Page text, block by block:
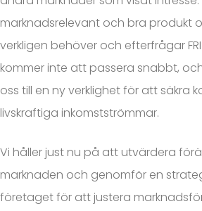
marknadsrelevant och bra produkt
verkligen behöver och efterfrågar
kommer inte att passera snabbt,
oss till en ny verklighet för att säkra
livskraftiga inkomstströmmar.
Vi håller just nu på att utvärdera
marknaden och genomför en
företaget för att justera